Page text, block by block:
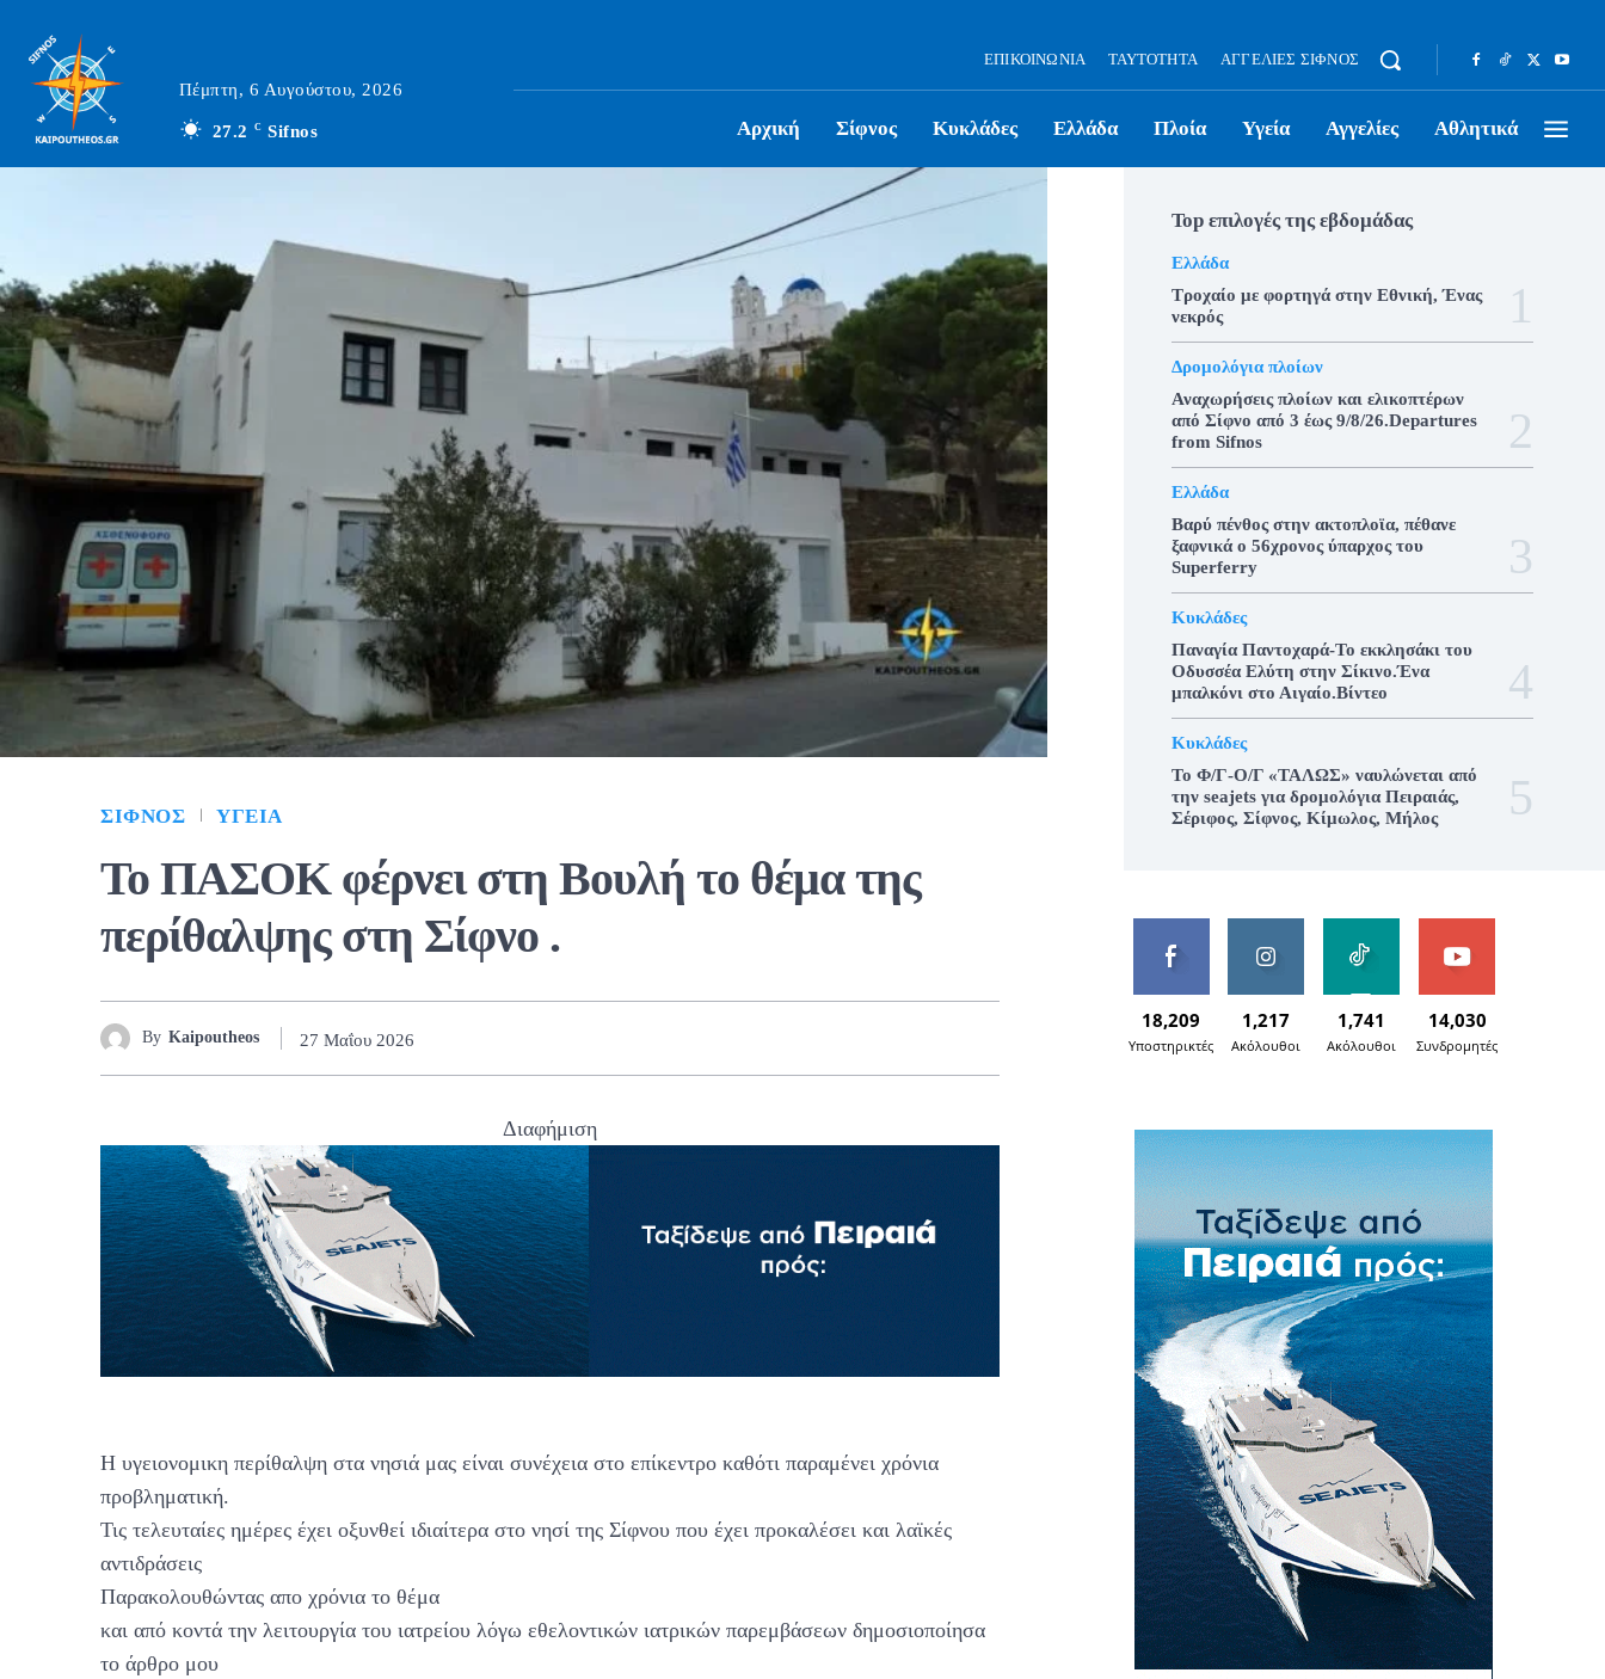
Πέμπτη, 6 Αυγούστου, 2026
27.2 C Sifnos
ΕΠΙΚΟΙΝΩΝΊΑ ΤΑΥΤΌΤΗΤΑ ΑΓΓΕΛΊΕΣ ΣΊΦΝΟΣ
Αρχική Σίφνος Κυκλάδες Ελλάδα Πλοία Υγεία Αγγελίες Αθλητικά
ΣΊΦΝΟΣ ΥΓΕΊΑ
Το ΠΑΣΟΚ φέρνει στη Βουλή το θέμα της
περίθαλψης στη Σίφνο .
By Kaipoutheos 27 Μαΐου 2026
Διαφήμιση
Η υγειονομικη περίθαλψη στα νησιά μας είναι συνέχεια στο επίκεντρο καθότι παραμένει χρόνια
προβληματική.
Τις τελευταίες ημέρες έχει οξυνθεί ιδιαίτερα στο νησί της Σίφνου που έχει προκαλέσει και λαϊκές
αντιδράσεις
Παρακολουθώντας απο χρόνια το θέμα
και από κοντά την λειτουργία του ιατρείου λόγω εθελοντικών ιατρικών παρεμβάσεων δημοσιοποίησα
το άρθρο μου
Top επιλογές της εβδομάδας
Ελλάδα
Τροχαίο με φορτηγά στην Εθνική, Ένας
νεκρός
Δρομολόγια πλοίων
Αναχωρήσεις πλοίων και ελικοπτέρων
από Σίφνο από 3 έως 9/8/26.Departures
from Sifnos
Ελλάδα
Βαρύ πένθος στην ακτοπλοϊα, πέθανε
ξαφνικά ο 56χρονος ύπαρχος του
Superferry
Κυκλάδες
Παναγία Παντοχαρά-Το εκκλησάκι του
Οδυσσέα Ελύτη στην Σίκινο.Ένα
μπαλκόνι στο Αιγαίο.Βίντεο
Κυκλάδες
To Φ/Γ-Ο/Γ «ΤΑΛΩΣ» ναυλώνεται από
την seajets για δρομολόγια Πειραιάς,
Σέριφος, Σίφνος, Κίμωλος, Μήλος
18,209
Υποστηρικτές
1,217
Ακόλουθοι
1,741
Ακόλουθοι
14,030
Συνδρομητές